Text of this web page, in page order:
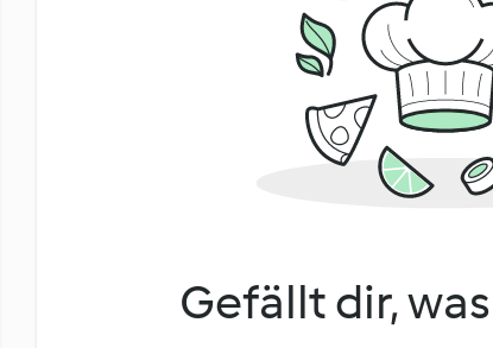
Gefällt dir,